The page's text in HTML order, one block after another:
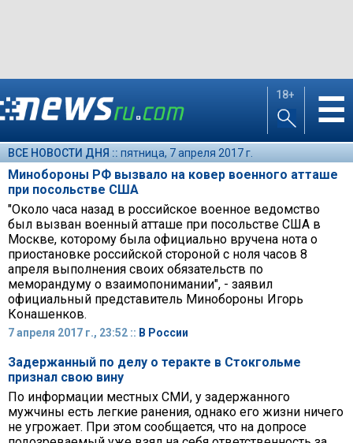
18+ ☰
ВСЕ НОВОСТИ ДНЯ :: пятница, 7 апреля 2017 г.
Минобороны РФ вызвало на ковер военного атташе
при посольстве США
"Около часа назад в российское военное ведомство
был вызван военный атташе при посольстве США в
Москве, которому была официально вручена нота о
приостановке российской стороной с ноля часов 8
апреля выполнения своих обязательств по
меморандуму о взаимопонимании", - заявил
официальный представитель Минобороны Игорь
Конашенков.
7 апреля 2017 г., 23:52 :: В России
Задержанный по делу о теракте в Стокгольме
признал свою вину
По информации местных СМИ, у задержанного
мужчины есть легкие ранения, однако его жизни ничего
не угрожает. При этом сообщается, что на допросе